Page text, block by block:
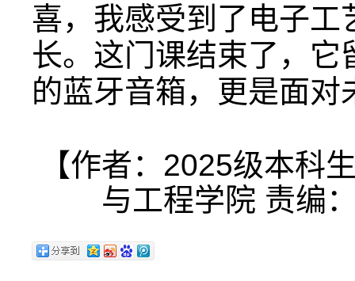
喜，我感受到了电子工
长。这门课结束了，
的蓝牙音箱，更是面
【作者：2025级本科
与工程学院 责编